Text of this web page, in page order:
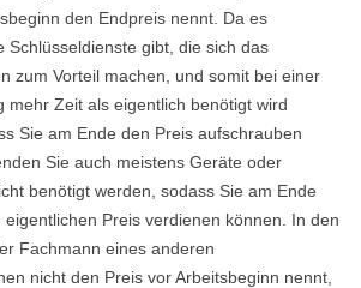
den Endpreis nennt. Da es
Schlüsseldienste gibt, die sich das
zum Vorteil machen, und somit bei einer
mehr Zeit als eigentlich benötigt wird
Sie am Ende den Preis aufschrauben
Sie auch meistens Geräte oder
benötigt werden, sodass Sie am Ende
Preis verdienen können. In den
Fachmann eines anderen
nicht den Preis vor Arbeitsbeginn nennt,